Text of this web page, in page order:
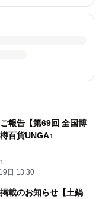
報告【第69回 全国博
百貨UNGA↑
日 13:30
掲載のお知らせ【土鍋